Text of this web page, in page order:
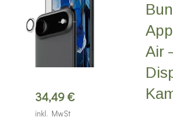
Air
34,49 €
inkl. MwSt